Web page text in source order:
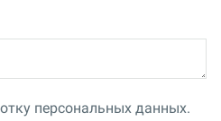
персональных данных.